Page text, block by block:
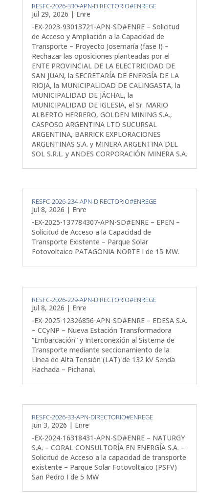
RESFC-2026-330-APN-DIRECTORIO#ENREGE
Jul 29, 2026 | Enre
-EX-2023-93013721-APN-SD#ENRE – Solicitud
de Acceso y Ampliación a la Capacidad de
Transporte – Proyecto Josemaría (fase I) –
Rechazar las oposiciones planteadas por el
ENTE PROVINCIAL DE LA ELECTRICIDAD DE
SAN JUAN, la SECRETARÍA DE ENERGÍA DE LA
RIOJA, la MUNICIPALIDAD DE CALINGASTA, la
MUNICIPALIDAD DE JÁCHAL, la
MUNICIPALIDAD DE IGLESIA, el Sr. MARIO
ALBERTO HERRERO, GOLDEN MINING S.A.,
CASPOSO ARGENTINA LTD SUCURSAL
ARGENTINA, BARRICK EXPLORACIONES
ARGENTINAS S.A. y MINERA ARGENTINA DEL
SOL S.R.L. y ANDES CORPORACIÓN MINERA S.A.
RESFC-2026-234-APN-DIRECTORIO#ENREGE
Jul 8, 2026 | Enre
-EX-2025-137784307-APN-SD#ENRE – EPEN –
Solicitud de Acceso a la Capacidad de
Transporte Existente – Parque Solar
Fotovoltaico PATAGONIA NORTE I de 15 MW.
RESFC-2026-229-APN-DIRECTORIO#ENREGE
Jul 8, 2026 | Enre
-EX-2025-12326856-APN-SD#ENRE – EDESA S.A.
– CCyNP – Nueva Estación Transformadora
“Embarcación” y Interconexión al Sistema de
Transporte mediante seccionamiento de la
Línea de Alta Tensión (LAT) de 132 kV Senda
Hachada – Pichanal.
RESFC-2026-33-APN-DIRECTORIO#ENREGE
Jun 3, 2026 | Enre
-EX-2024-16318431-APN-SD#ENRE – NATURGY
S.A. – CORAL CONSULTORÍA EN ENERGÍA S.A. –
Solicitud de Acceso a la capacidad de transporte
existente – Parque Solar Fotovoltaico (PSFV)
San Pedro I de 5 MW